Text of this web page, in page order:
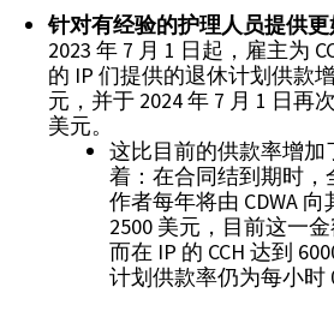
针对有经验的护理人员提供更
2023 年 7 月 1 日起，雇主为
的 IP 们提供的退休计划供款
元，并于 2024 年 7 月 1 日再
美元。
这比目前的供款率增加
着：在合同结到期时，
作者每年将由 CDWA
2500 美元，目前这一金
而在 IP 的 CCH 达到
计划供款率仍为每小时